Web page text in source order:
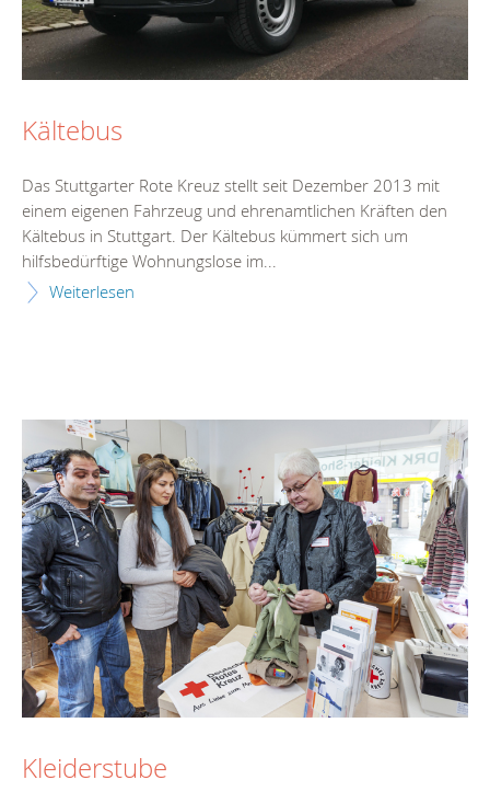
Kältebus
Das Stuttgarter Rote Kreuz stellt seit Dezember 2013 mit
einem eigenen Fahrzeug und ehrenamtlichen Kräften den
Kältebus in Stuttgart. Der Kältebus kümmert sich um
hilfsbedürftige Wohnungslose im...
Weiterlesen
Kleiderstube